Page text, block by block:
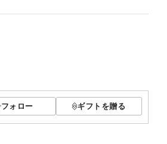
フォロー ギフトを贈る